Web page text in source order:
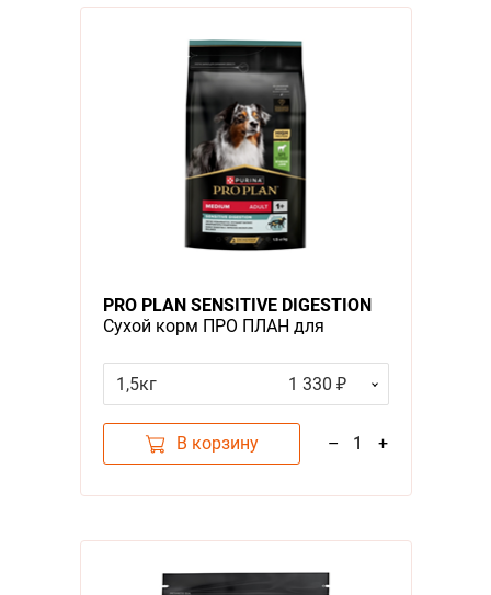
PRO PLAN SENSITIVE DIGESTION
Сухой корм ПРО ПЛАН для
при чувствительном пищеварении
с ягненком
1,5кг 1 330 ₽
В корзину – 1 +